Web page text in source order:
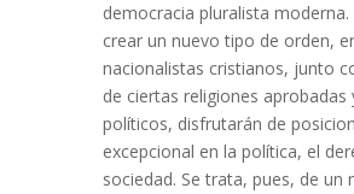
democracia pluralista
crear un nuevo tipo de orden,
nacionalistas cristianos, junto
de ciertas religiones aprobadas
políticos, disfrutarán de
excepcional en la política, el
sociedad. Se trata, pues, de un